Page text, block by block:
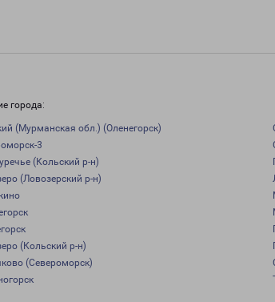
города:
(Мурманская обл.) (Оленегорск)
3
(Кольский р-н)
(Ловозерский р-н)
(Кольский р-н)
(Североморск)